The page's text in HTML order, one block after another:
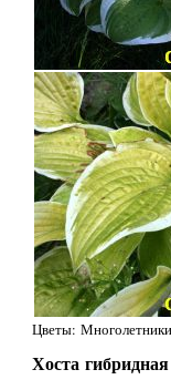
Цветы: Многолетники
Хоста